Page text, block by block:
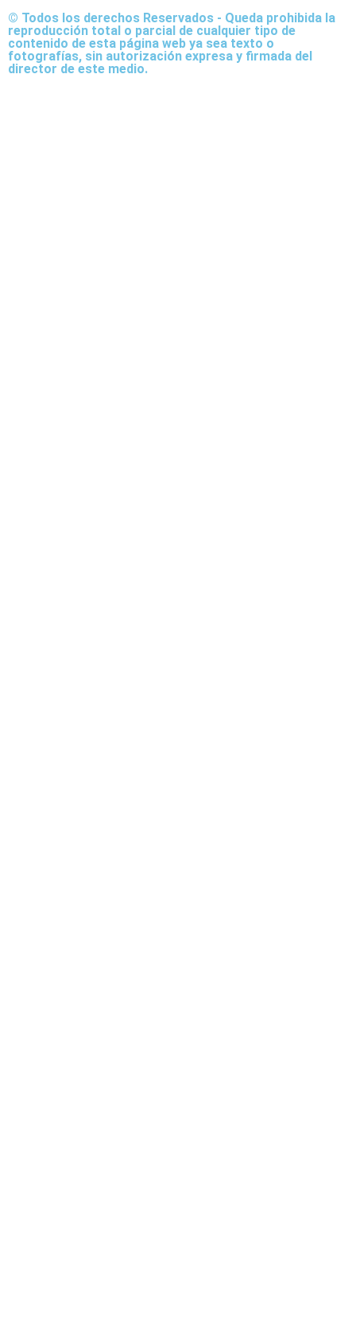
© Todos los derechos Reservados - Queda prohibida la
reproducción total o parcial de cualquier tipo de
contenido de esta página web ya sea texto o
fotografías, sin autorización expresa y firmada del
director de este medio.